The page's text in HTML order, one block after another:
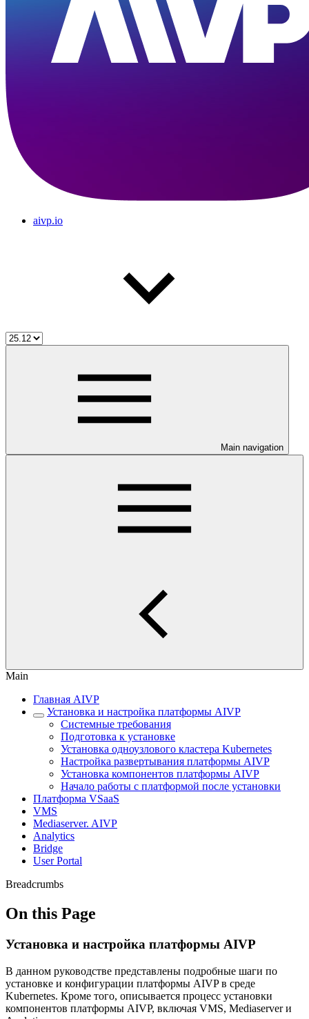
aivp.io
Main navigation
Main
Главная AIVP
Установка и настройка платформы AIVP
Системные требования
Подготовка к установке
Установка одноузлового кластера Kubernetes
Настройка развертывания платформы AIVP
Установка компонентов платформы AIVP
Начало работы с платформой после установки
Платформа VSaaS
VMS
Mediaserver. AIVP
Analytics
Bridge
User Portal
Breadcrumbs
On this Page
Установка и настройка платформы AIVP
В данном руководстве представлены подробные шаги по
установке и конфигурации платформы AIVP в среде
Kubernetes. Кроме того, описывается процесс установки
компонентов платформы AIVP, включая VMS, Mediaserver и